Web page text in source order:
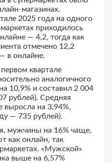
магазинах.
2025 года на одного
приходилось
— 4,2, тогда как
отмечено 12,2
в онлайне.
квартале
аналогичного
10,9% и составил 2 004
рублей). Средняя
выросла на 3,94%,
— 735 рублей).
мужчины на 16% чаще,
как онлайн, так
«Мужской»
выше на 6,57%